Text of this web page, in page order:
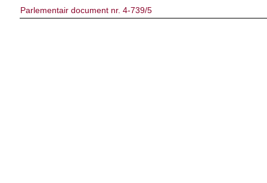
Parlementair document nr. 4-739/5